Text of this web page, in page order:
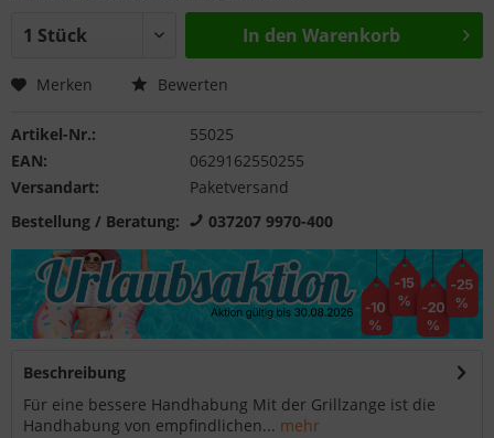
In den Warenkorb
Merken Bewerten
Artikel-Nr.:
55025
EAN:
0629162550255
Versandart:
Paketversand
Bestellung / Beratung:
037207 9970-400
Beschreibung
Für eine bessere Handhabung Mit der Grillzange ist die
Handhabung von empfindlichen... mehr